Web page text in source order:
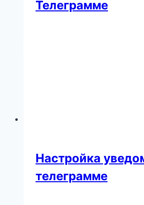
Телеграмме
Настройка
телеграмме